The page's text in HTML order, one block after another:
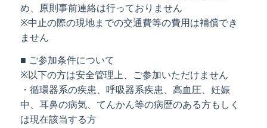
め、原則事前連絡は行っておりません
※中止の際の現地までの交通費等の費用は補償でき
ません
■ ご参加条件について
※以下の方は安全管理上、ご参加いただけません
・循環器系の疾患、呼吸器系疾患、高血圧、妊娠
中、耳鼻の病気、てんかん等の病歴のある方もしく
は現在該当する方